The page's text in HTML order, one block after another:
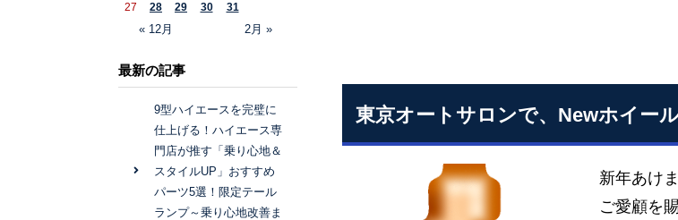
東京オートサロンで、Newホイー
新年あけ
ご愛顧を
« 12月 2月 »
27
28 29 30 31
最新の記事
9型ハイエースを完璧に
仕上げる！ハイエース専
門店が推す「乗り心地＆
スタイルUP」おすすめ
パーツ5選！限定テール
ランプ～乗り心地改善ま